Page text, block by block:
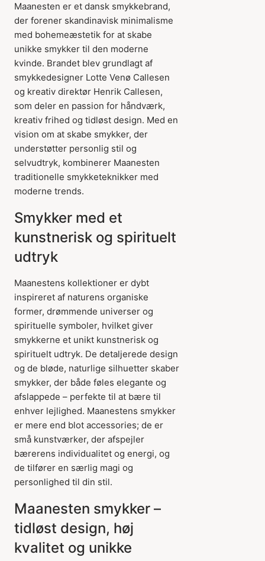
Maanesten er et dansk smykkebrand,
der forener skandinavisk minimalisme
med bohemeæstetik for at skabe
unikke smykker til den moderne
kvinde. Brandet blev grundlagt af
smykkedesigner Lotte Venø Callesen
og kreativ direktør Henrik Callesen,
som deler en passion for håndværk,
kreativ frihed og tidløst design. Med en
vision om at skabe smykker, der
understøtter personlig stil og
selvudtryk, kombinerer Maanesten
traditionelle smykketeknikker med
moderne trends.
Smykker med et
kunstnerisk og spirituelt
udtryk
Maanestens kollektioner er dybt
inspireret af naturens organiske
former, drømmende universer og
spirituelle symboler, hvilket giver
smykkerne et unikt kunstnerisk og
spirituelt udtryk. De detaljerede design
og de bløde, naturlige silhuetter skaber
smykker, der både føles elegante og
afslappede – perfekte til at bære til
enhver lejlighed. Maanestens smykker
er mere end blot accessories; de er
små kunstværker, der afspejler
bærerens individualitet og energi, og
de tilfører en særlig magi og
personlighed til din stil.
Maanesten smykker –
tidløst design, høj
kvalitet og unikke